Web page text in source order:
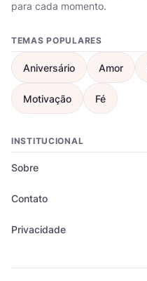
para cada momento.
TEMAS POPULARES
Aniversário Amor
Motivação Fé
INSTITUCIONAL
Sobre
Contato
Privacidade